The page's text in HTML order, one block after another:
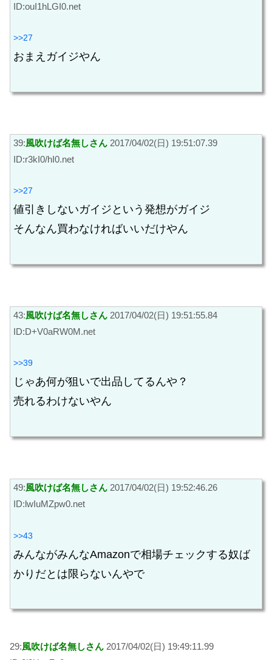
ID:ouI1hLGI0.net
>>27
おまえガイジやん
39:風吹けば名無しさん 2017/04/02(日) 19:51:07.39
ID:r3kI0/hI0.net
>>27
値引きしないガイジという発想がガイジ
そんなん買わなければいいだけやん
43:風吹けば名無しさん 2017/04/02(日) 19:51:55.84
ID:D+V0aRW0M.net
>>39
じゃあ何が狙いで出品してるんや？
売れるわけないやん
49:風吹けば名無しさん 2017/04/02(日) 19:52:46.26
ID:lwIuMZpw0.net
>>43
みんながみんなAmazonで相場チェックする奴ば
かりだとは限らないんやで
29:風吹けば名無しさん 2017/04/02(日) 19:49:11.99